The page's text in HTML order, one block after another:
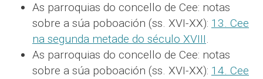
As parroquias do concello de Cee: notas
sobre a súa poboación (ss. XVI-XX): 13. Cee
na segunda metade do século XVIII.
As parroquias do concello de Cee: notas
sobre a súa poboación (ss. XVI-XX): 14. Cee